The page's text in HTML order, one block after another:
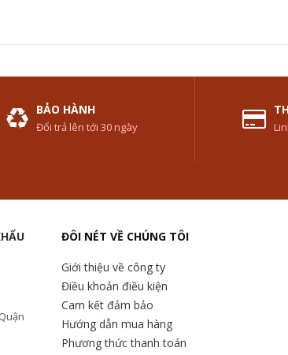
BẢO HÀNH
Đổi trả lên tới 30 ngày
ĐÔI NÉT VỀ CHÚNG TÔI
Giới thiệu về công ty
Điều khoản điều kiện
Cam kết đảm bảo
Hướng dẫn mua hàng
Phương thức thanh toán